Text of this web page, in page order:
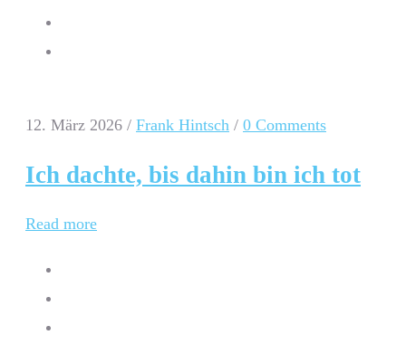
12. März 2026 / Frank Hintsch / 0 Comments
Ich dachte, bis dahin bin ich tot
Read more